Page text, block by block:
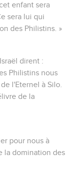
enfant sera
sera lui qui
des Philistins. »
dirent :
Philistins nous
l'Eternel à Silo.
de la
pour nous à
la domination des